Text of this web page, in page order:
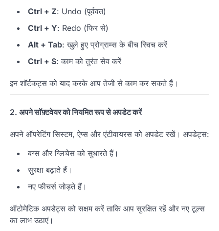
Ctrl + Z: Undo (पूर्ववत)
Ctrl + Y: Redo (फिर से)
Alt + Tab: खुले हुए प्रोग्राम्स के बीच स्विच करें
Ctrl + S: काम को तुरंत सेव करें
इन शॉर्टकट्स को याद करके आप तेजी से काम कर सकते हैं।
2. अपने सॉफ़्टवेयर को नियमित रूप से अपडेट करें
अपने ऑपरेटिंग सिस्टम, ऐप्स और एंटीवायरस को अपडेट रखें। अपडेट्स:
बग्स और ग्लिचेस को सुधारते हैं।
सुरक्षा बढ़ाते हैं।
नए फीचर्स जोड़ते हैं।
ऑटोमेटिक अपडेट्स को सक्षम करें ताकि आप सुरक्षित रहें और नए टूल्स
का लाभ उठाएं।